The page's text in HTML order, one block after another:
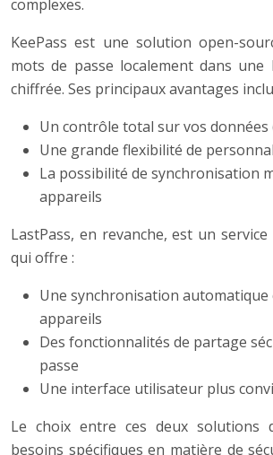
complexes.
KeePass est une solution open-
mots de passe localement dans une
chiffrée. Ses principaux avantages
Un contrôle total sur vos données
Une grande flexibilité de
La possibilité de synchronisation
appareils
LastPass, en revanche, est un
qui offre :
Une synchronisation
appareils
Des fonctionnalités de partage
passe
Une interface utilisateur plus
Le choix entre ces deux solutions
besoins spécifiques en matière de